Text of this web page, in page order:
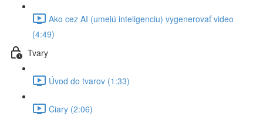
Ako cez AI (umelú inteligenciu) vygenerovať video
(4:49)
Tvary
Úvod do tvarov (1:33)
Čiary (2:06)